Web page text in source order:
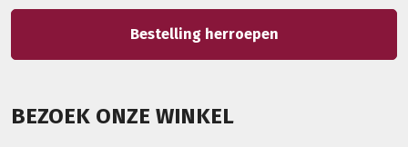
Bestelling herroepen
BEZOEK ONZE WINKEL